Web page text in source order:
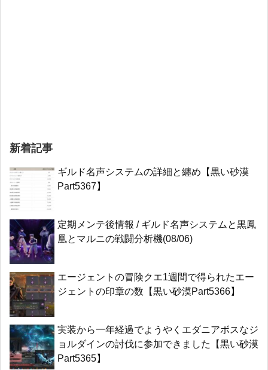
新着記事
ギルド名声システムの詳細と纏め【黒い砂漠
Part5367】
定期メンテ後情報 / ギルド名声システムと黒鳳
凰とマルニの戦闘分析機(08/06)
エージェントの冒険クエ1週間で得られたエー
ジェントの印章の数【黒い砂漠Part5366】
実装から一年経過でようやくエダニアボスなジ
ョルダインの討伐に参加できました【黒い砂漠
Part5365】